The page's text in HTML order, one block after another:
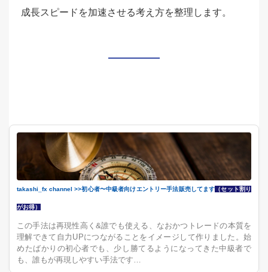
成長スピードを加速させる考え方を整理します。
takashi_fx channel >>初心者〜中級者向けエントリー手法販売してます （セット割り
がお得）
この手法は再現性高く&誰でも使える、なおかつトレードの本質を
理解できて自力UPにつながることをイメージして作りました。始
めたばかりの初心者でも、少し勝てるようになってきた中級者で
も、誰もが再現しやすい手法です…